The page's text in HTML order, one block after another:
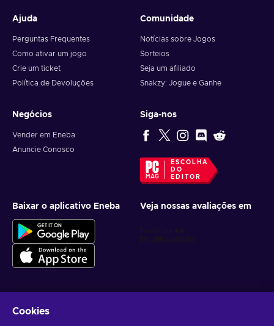
Ajuda
Perguntas Frequentes
Como ativar um jogo
Crie um ticket
Política de Devoluções
Comunidade
Notícias sobre Jogos
Sorteios
Seja um afiliado
Snakzy: Jogue e Ganhe
Negócios
Vender em Eneba
Anuncie Conosco
Siga-nos
ESCOLHA
DO
EDITOR
Baixar o aplicativo Eneba Veja nossas avaliações em
Receba ofertas personalizadas de jogos
Cookies